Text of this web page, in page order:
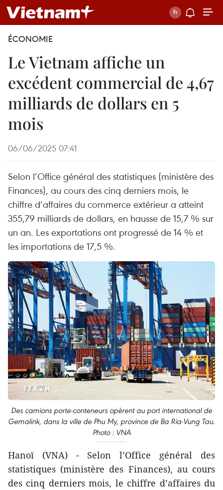
ÉCONOMIE
Le Vietnam affiche un
excédent commercial de 4,67
milliards de dollars en 5
mois
06/06/2025 07:41
Selon l’Office général des statistiques (ministère des
Finances), au cours des cinq derniers mois, le
chiffre d’affaires du commerce extérieur a atteint
355,79 milliards de dollars, en hausse de 15,7 % sur
un an. Les exportations ont progressé de 14 % et
les importations de 17,5 %.
Des camions porte-conteneurs opèrent au port international de
Gemalink, dans la ville de Phu My, province de Ba Ria-Vung Tau.
Photo : VNA
Hanoï (VNA) - Selon l’Office général des
statistiques (ministère des Finances), au cours
des cinq derniers mois, le chiffre d’affaires du